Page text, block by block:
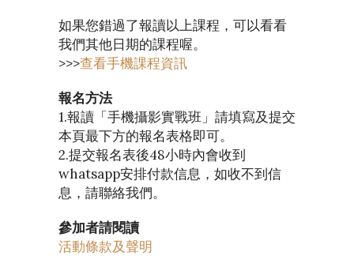
如果您錯過了報讀以上課程，可以看看
我們其他日期的課程喔。
>>>查看手機課程資訊
報名方法
1.報讀「手機攝影實戰班」請填寫及提交
本頁最下方的報名表格即可。
2.提交報名表後48小時內會收到
whatsapp安排付款信息，如收不到信
息，請聯絡我們。
參加者請閱讀
活動條款及聲明